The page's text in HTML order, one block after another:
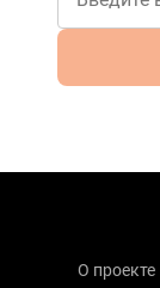
О проекте